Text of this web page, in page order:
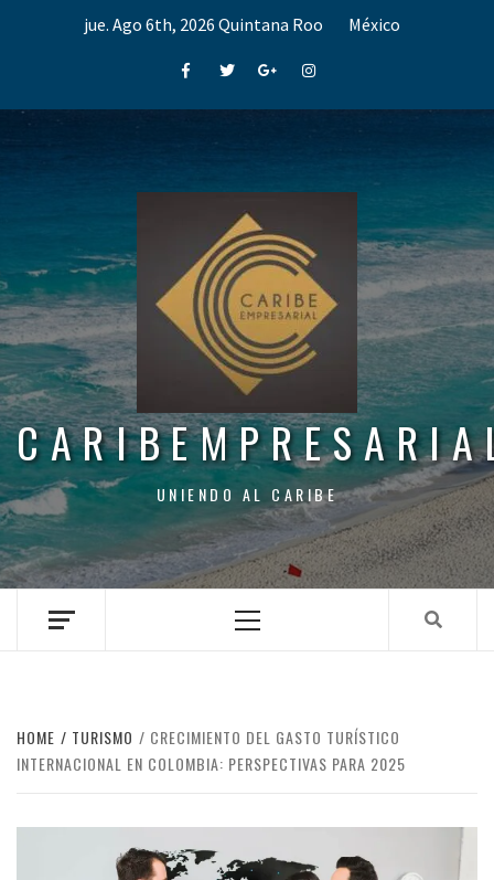
jue. Ago 6th, 2026 Quintana Roo México
FacebookTwitterGoogle+Instagram
UNIENDO AL CARIBE
Menu
HOME TURISMO
CRECIMIENTO DEL GASTO TURÍSTICO
INTERNACIONAL EN COLOMBIA: PERSPECTIVAS PARA 2025